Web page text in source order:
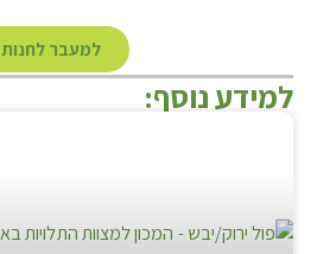
למעבר לחנות
למידע נוסף: